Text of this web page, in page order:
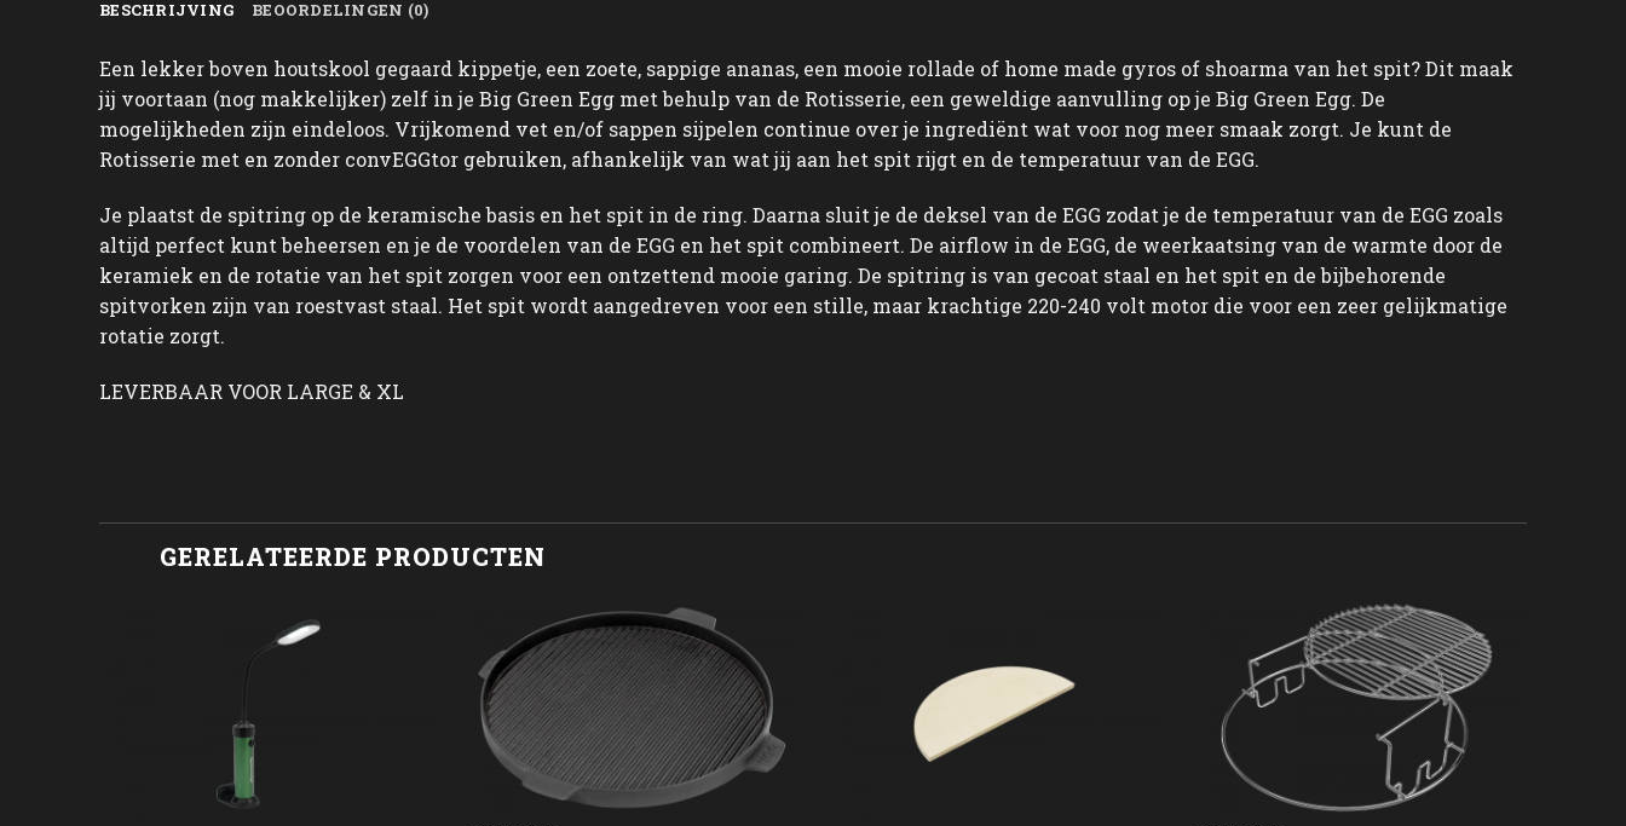
BESCHRIJVING BEOORDELINGEN (0)
Een lekker boven houtskool gegaard kippetje, een zoete, sappige ananas, een mooie rollade of home made gyros of shoarma van het spit? Dit maak
jij voortaan (nog makkelijker) zelf in je Big Green Egg met behulp van de Rotisserie, een geweldige aanvulling op je Big Green Egg. De
mogelijkheden zijn eindeloos. Vrijkomend vet en/of sappen sijpelen continue over je ingrediënt wat voor nog meer smaak zorgt. Je kunt de
Rotisserie met en zonder convEGGtor gebruiken, afhankelijk van wat jij aan het spit rijgt en de temperatuur van de EGG.
Je plaatst de spitring op de keramische basis en het spit in de ring. Daarna sluit je de deksel van de EGG zodat je de temperatuur van de EGG zoals
altijd perfect kunt beheersen en je de voordelen van de EGG en het spit combineert. De airflow in de EGG, de weerkaatsing van de warmte door de
keramiek en de rotatie van het spit zorgen voor een ontzettend mooie garing. De spitring is van gecoat staal en het spit en de bijbehorende
spitvorken zijn van roestvast staal. Het spit wordt aangedreven voor een stille, maar krachtige 220-240 volt motor die voor een zeer gelijkmatige
rotatie zorgt.
LEVERBAAR VOOR LARGE & XL
GERELATEERDE PRODUCTEN